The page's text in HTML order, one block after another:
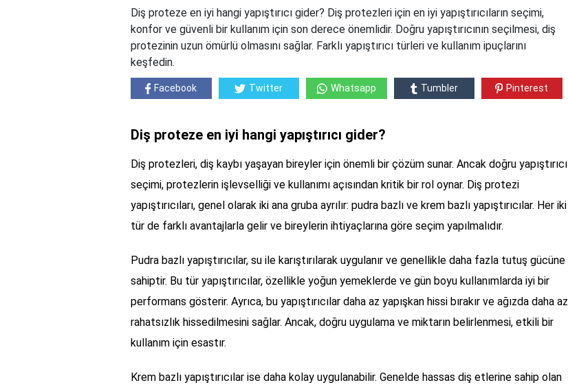
Diş proteze en iyi hangi yapıştırıcı gider? Diş protezleri için en iyi yapıştırıcıların seçimi,
konfor ve güvenli bir kullanım için son derece önemlidir. Doğru yapıştırıcının seçilmesi, diş
protezinin uzun ömürlü olmasını sağlar. Farklı yapıştırıcı türleri ve kullanım ipuçlarını
keşfedin.
Facebook Twitter Whatsapp Tumbler Pinterest
Diş proteze en iyi hangi yapıştırıcı gider?
Diş protezleri, diş kaybı yaşayan bireyler için önemli bir çözüm sunar. Ancak doğru yapıştırıcı
seçimi, protezlerin işlevselliği ve kullanımı açısından kritik bir rol oynar. Diş protezi
yapıştırıcıları, genel olarak iki ana gruba ayrılır: pudra bazlı ve krem bazlı yapıştırıcılar. Her iki
tür de farklı avantajlarla gelir ve bireylerin ihtiyaçlarına göre seçim yapılmalıdır.
Pudra bazlı yapıştırıcılar, su ile karıştırılarak uygulanır ve genellikle daha fazla tutuş gücüne
sahiptir. Bu tür yapıştırıcılar, özellikle yoğun yemeklerde ve gün boyu kullanımlarda iyi bir
performans gösterir. Ayrıca, bu yapıştırıcılar daha az yapışkan hissi bırakır ve ağızda daha az
rahatsızlık hissedilmesini sağlar. Ancak, doğru uygulama ve miktarın belirlenmesi, etkili bir
kullanım için esastır.
Krem bazlı yapıştırıcılar ise daha kolay uygulanabilir. Genelde hassas diş etlerine sahip olan